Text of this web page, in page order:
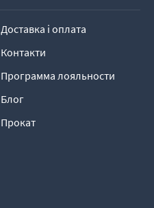
Доставка і оплата
Контакти
Программа лояльности
Блог
Прокат